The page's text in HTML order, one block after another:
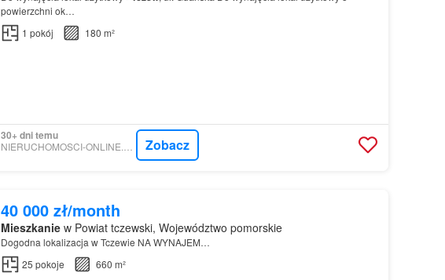
powierzchni ok…
1 pokój 180 m²
30+ dni temu
Zobacz
40 000 zł/month
Mieszkaniew Powiat tczewski, Województwo pomorskie
Dogodna lokalizacja w Tczewie NA WYNAJEM…
25 pokoje
660 m²